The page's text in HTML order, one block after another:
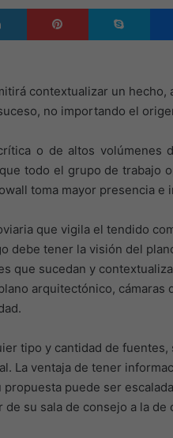
LinkedIn Pinterest
contextualizar un hecho,
no importando el
o de altos volúmenes
todo el grupo de trabajo
toma mayor presencia e
que vigila el tendido
debe tener la visión del
que sucedan y
arquitectónico, cámaras
tipo y cantidad de
La ventaja de tener
puede ser
su sala de consejo a la de